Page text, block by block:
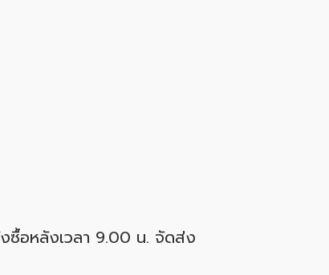
ซื้อหลังเวลา 9.00 น. จัดส่ง